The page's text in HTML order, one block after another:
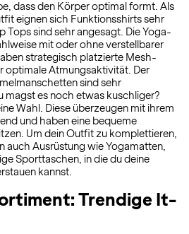
dass den Körper optimal formt. Als
eignen sich Funktionsshirts sehr
Tops sind sehr angesagt. Die Yoga-
mit oder ohne verstellbarer
strategisch platzierte Mesh-
optimale Atmungsaktivität. Der
sind sehr
magst es noch etwas kuschliger?
Wahl. Diese überzeugen mit ihrem
und haben eine bequeme
Um dein Outfit zu komplettieren,
auch Ausrüstung wie Yogamatten,
Sporttaschen, in die du deine
kannst.
Trendige It-